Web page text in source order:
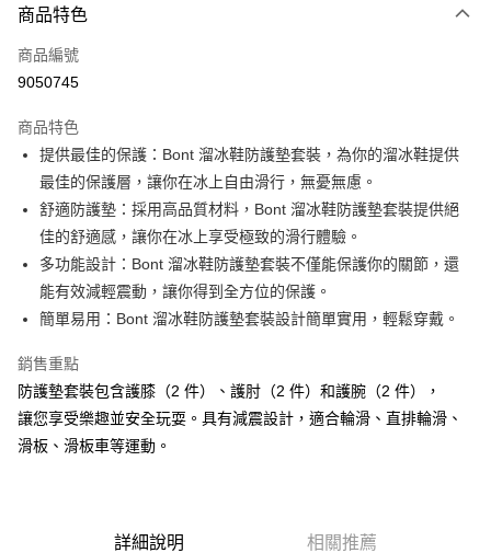
信用卡一次付款
信用卡分期付款
合作金庫商業銀行
華南商業銀行
彰化商業銀行
上海商業儲蓄銀行
台北富邦商業銀行
國泰世華商業銀行
兆豐國際商業銀行
臺灣中小企業銀行
台中商業銀行
匯豐（台灣）商業銀行
華泰商業銀行
聯邦商業銀行
遠東國際商業銀行
元大商業銀行
永豐商業銀行
玉山商業銀行
星展（台灣）商業銀行
台灣樂天信用卡公司
6 期 0 利率 每期
華南商業銀行
彰化商業銀行
上海商業儲蓄銀行
台北富邦商業銀行
國泰世華商業銀行
兆豐國際商業銀行
臺灣中小企業銀行
台中商業銀行
匯豐（台灣）商業銀行
華泰商業銀行
聯邦商業銀行
遠東國際商業銀行
元大商業銀行
永豐商業銀行
玉山商業銀行
台灣樂天信用卡公司
12 期 0 利率 每期 NT$91 21家銀行
合作金庫商業銀行
第一商業銀行
上海商業儲蓄銀行
台北富邦商業銀行
國泰世華商業銀行
兆豐國際商業銀行
臺灣中小企業銀行
台中商業銀行
匯豐（台灣）商業銀行
華泰商業銀行
元大商業銀行
玉山商業銀行
星展（台灣）商業銀行
台新國際商業銀行
中國信託商業銀行
LINE Pay
Apple Pay
街口支付
悠遊付
Google Pay
AFTEE先享後付
相關說明
２．便利：只要手機號碼，簡訊認證，即可結帳。
商品特色
商品編號
9050745
商品特色
提供最佳的保護：Bont 溜冰鞋防護墊套裝，為你的溜冰鞋提供
最佳的保護層，讓你在冰上自由滑行，無憂無慮。
舒適防護墊：採用高品質材料，Bont 溜冰鞋防護墊套裝提供絕
佳的舒適感，讓你在冰上享受極致的滑行體驗。
多功能設計：Bont 溜冰鞋防護墊套裝不僅能保護你的關節，還
能有效減輕震動，讓你得到全方位的保護。
簡單易用：Bont 溜冰鞋防護墊套裝設計簡單實用，輕鬆穿戴。
銷售重點
防護墊套裝包含護膝（2 件）、護肘（2 件）和護腕（2 件），
讓您享受樂趣並安全玩耍。具有減震設計，適合輪滑、直排輪滑、
滑板、滑板車等運動。
詳細說明 相關推薦